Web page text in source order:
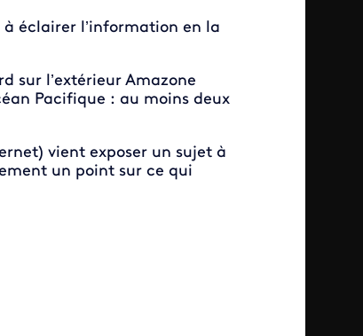
éclairer l’information en la
sur l’extérieur Amazone
Pacifique : au moins deux
vient exposer un sujet à
un point sur ce qui